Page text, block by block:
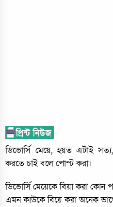
ডিভোর্সি মেয়ে, হয়ত এটাই
করতে চাই বলে পোস্ট করা।
ডিভোর্সি মেয়েকে বিয়া করা কোন
এমন কাউকে বিয়ে করা অনেক